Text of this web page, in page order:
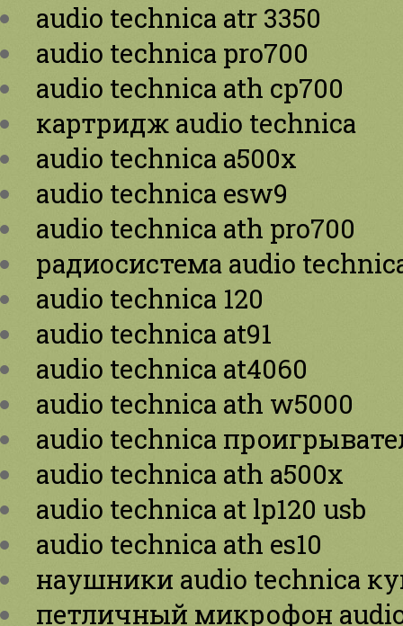
audio technica atr 3350
audio technica pro700
audio technica ath cp700
картридж audio technica
audio technica a500x
audio technica esw9
audio technica ath pro700
радиосистема audio
audio technica 120
audio technica at91
audio technica at4060
audio technica ath w5000
audio technica
audio technica ath a500x
audio technica at lp120 usb
audio technica ath es10
наушники audio technica
петличный микрофон